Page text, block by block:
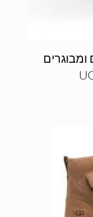
ומבוגרים